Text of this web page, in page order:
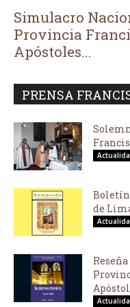
Simulacro
Provincia
Apóstoles...
PRENSA
Boletín
de